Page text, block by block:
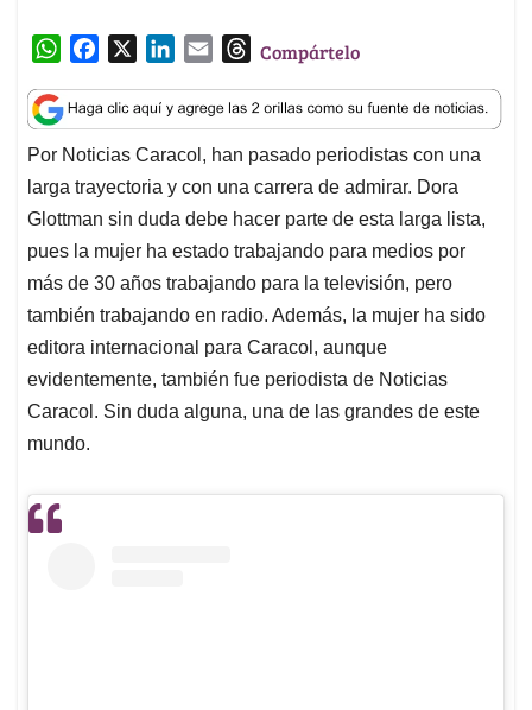
W
a
t
s
A
p
p
c
e
b
o
o
k
n
k
e
d
I
n
a
i
l
T
r
e
a
d
s
Compártelo
Por Noticias Caracol, han pasado periodistas con una
larga trayectoria y con una carrera de admirar. Dora
Glottman sin duda debe hacer parte de esta larga lista,
pues la mujer ha estado trabajando para medios por
más de 30 años trabajando para la televisión, pero
también trabajando en radio. Además, la mujer ha sido
editora internacional para Caracol, aunque
evidentemente, también fue periodista de Noticias
Caracol. Sin duda alguna, una de las grandes de este
mundo.